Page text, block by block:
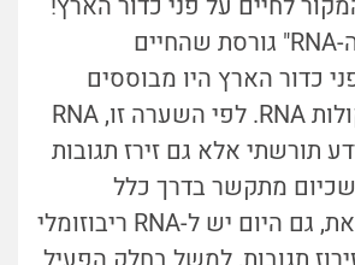
השערת "עולם ה-RNA" גורסת שהחיים
כדור הארץ היו מבוססים
בעיקר על מולקולות RNA. לפי השערה זו, RNA
תורשתי אלא גם זירז תגובות
שכיום מתקשר בדרך כלל
לחלבונים. עם זאת, גם היום יש ל-RNA ריבוזומלי